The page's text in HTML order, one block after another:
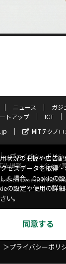
ニュース ガジ
トアップ ICT
MITテクノ
プライバシーポリシ
告掲載 スタッフ
ASCII Research
状況の把握や広告配
セスデータを取得
た場合、Cookieの
の設定や使用の詳
い。
同意する
＞プライバシーポリ